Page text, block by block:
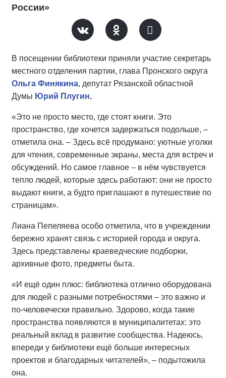
России»
В посещении библиотеки приняли участие секретарь
местного отделения партии, глава Пронского округа
Ольга Финякина, депутат Рязанской областной
Думы Юрий Плугин.
«Это не просто место, где стоят книги. Это
пространство, где хочется задержаться подольше, –
отметила она. – Здесь всё продумано: уютные уголки
для чтения, современные экраны, места для встреч и
обсуждений. Но самое главное – в нём чувствуется
тепло людей, которые здесь работают: они не просто
выдают книги, а будто приглашают в путешествие по
страницам».
Лиана Пепеляева особо отметила, что в учреждении
бережно хранят связь с историей города и округа.
Здесь представлены краеведческие подборки,
архивные фото, предметы быта.
«И ещё один плюс: библиотека отлично оборудована
для людей с разными потребностями – это важно и
по-человечески правильно. Здорово, когда такие
пространства появляются в муниципалитетах: это
реальный вклад в развитие сообщества. Надеюсь,
впереди у библиотеки ещё больше интересных
проектов и благодарных читателей», – подытожила
она.